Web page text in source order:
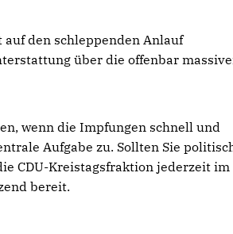
den schleppenden Anlauf
über die offenbar
wenn die Impfungen schnell und
Aufgabe zu. Sollten Sie
CDU-Kreistagsfraktion jederzeit im
bereit.